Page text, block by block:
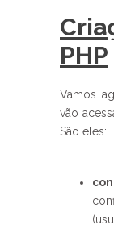
PHP
Vamos
vão
São eles: